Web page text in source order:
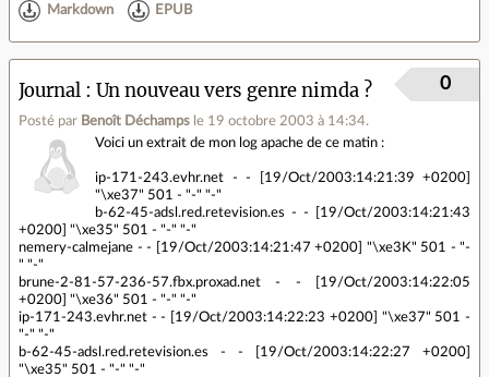
Markdown EPUB
Journal Un nouveau vers genre nimda ?
Posté par Benoît Déchamps le 19 octobre 2003 à 14:34.
0
Voici un extrait de mon log apache de ce matin :
ip-171-243.evhr.net - - [19/Oct/2003:14:21:39 +0200]
"\xe37" 501 - "-" "-"
b-62-45-adsl.red.retevision.es - - [19/Oct/2003:14:21:43
+0200] "\xe35" 501 - "-" "-"
nemery-calmejane - - [19/Oct/2003:14:21:47 +0200] "\xe3K" 501 - "-
" "-"
brune-2-81-57-236-57.fbx.proxad.net - - [19/Oct/2003:14:22:05
+0200] "\xe36" 501 - "-" "-"
ip-171-243.evhr.net - - [19/Oct/2003:14:22:23 +0200] "\xe37" 501 -
"-" "-"
b-62-45-adsl.red.retevision.es - - [19/Oct/2003:14:22:27 +0200]
"\xe35" 501 - "-" "-"